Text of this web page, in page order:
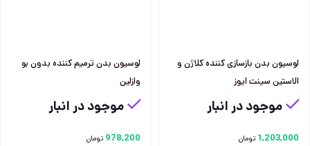
لوسیون بدن بازسازی کننده کلاژن و
الاستین سینت ایوز
موجود در انبار
1,203,000 تومان
لوسیون بدن ترمیم کننده بدون بو
وازلین
موجود در انبار
978,200 تومان